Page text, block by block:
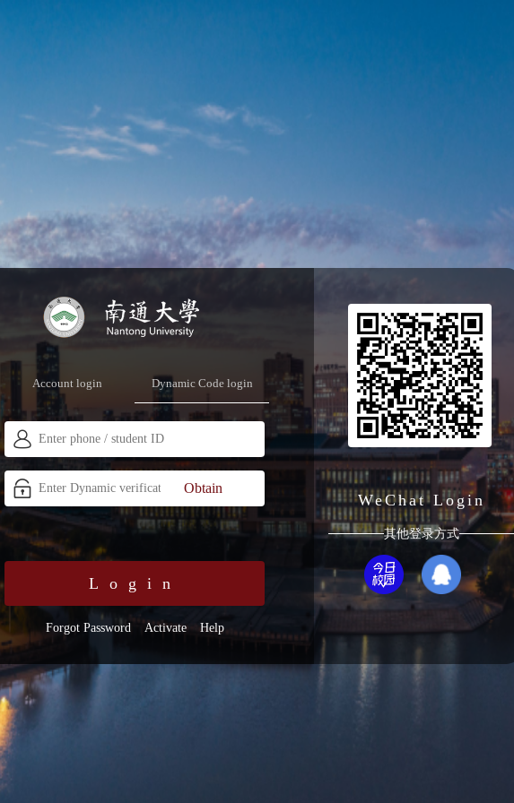
WeChat Login
其他登录方式
Account login Dynamic Code login
Obtain
Login
Forgot Password Activate Help